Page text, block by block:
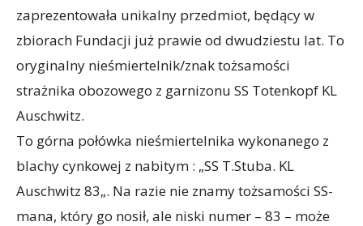
zaprezentowała unikalny przedmiot, będący w
zbiorach Fundacji już prawie od dwudziestu lat. To
oryginalny nieśmiertelnik/znak tożsamości
strażnika obozowego z garnizonu SS Totenkopf KL
Auschwitz.
To górna połówka nieśmiertelnika wykonanego z
blachy cynkowej z nabitym : „SS T.Stuba. KL
Auschwitz 83„. Na razie nie znamy tożsamości SS-
mana, który go nosił, ale niski numer – 83 – może